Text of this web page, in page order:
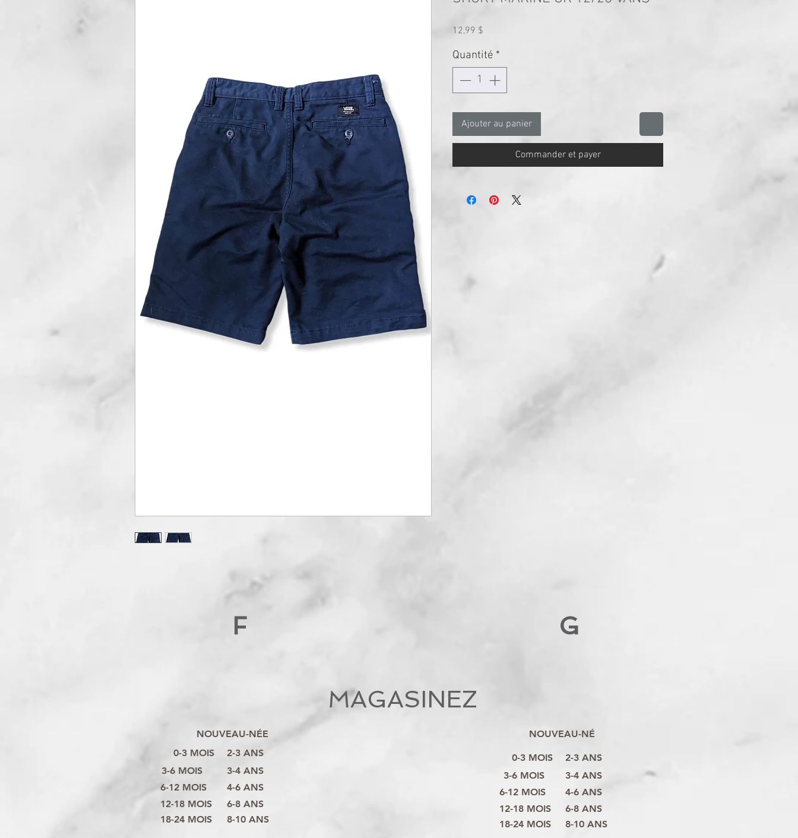
12,99 $
Quantité *
Ajouter au panier
Commander et payer
F
8-10 ANS
6-8 ANS
4-6 ANS
3-4 ANS
2-3 ANS
NOUVEAU-NÉE
0-3 MOIS
6-12 MOIS
12-18 MOIS
18-24 MOIS
3-6 MOIS
MAGASINEZ
G
NOUVEAU-NÉ
0-3 MOIS
6-12 MOIS
12-18 MOIS
18-24 MOIS
3-6 MOIS
8-10 ANS
6-8 ANS
4-6 ANS
3-4 ANS
2-3 ANS